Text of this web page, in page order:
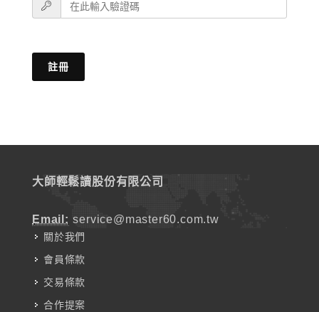
註冊
大師輕鬆讀股份有限公司
Email: service@master60.com.tw
關於我們
會員條款
交易條款
合作提案